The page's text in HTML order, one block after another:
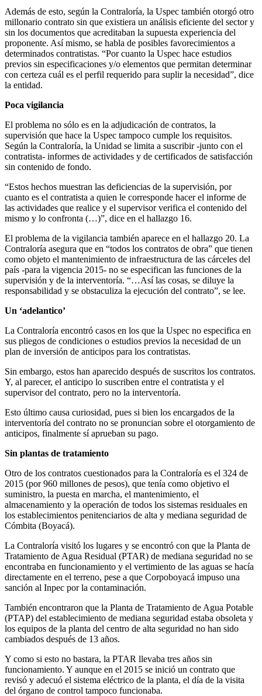
Además de esto, según la Contraloría, la Uspec también otorgó otro
millonario contrato sin que existiera un análisis eficiente del sector y
sin los documentos que acreditaban la supuesta experiencia del
proponente. Así mismo, se habla de posibles favorecimientos a
determinados contratistas. “Por cuanto la Uspec hace estudios
previos sin especificaciones y/o elementos que permitan determinar
con certeza cuál es el perfil requerido para suplir la necesidad”, dice
la entidad.
Poca vigilancia
El problema no sólo es en la adjudicación de contratos, la
supervisión que hace la Uspec tampoco cumple los requisitos.
Según la Contraloría, la Unidad se limita a suscribir -junto con el
contratista- informes de actividades y de certificados de satisfacción
sin contenido de fondo.
“Estos hechos muestran las deficiencias de la supervisión, por
cuanto es el contratista a quien le corresponde hacer el informe de
las actividades que realice y el supervisor verifica el contenido del
mismo y lo confronta (…)”, dice en el hallazgo 16.
El problema de la vigilancia también aparece en el hallazgo 20. La
Contraloría asegura que en “todos los contratos de obra” que tienen
como objeto el mantenimiento de infraestructura de las cárceles del
país -para la vigencia 2015- no se especifican las funciones de la
supervisión y de la interventoría. “…Así las cosas, se diluye la
responsabilidad y se obstaculiza la ejecución del contrato”, se lee.
Un ‘adelantico’
La Contraloría encontró casos en los que la Uspec no especifica en
sus pliegos de condiciones o estudios previos la necesidad de un
plan de inversión de anticipos para los contratistas.
Sin embargo, estos han aparecido después de suscritos los contratos.
Y, al parecer, el anticipo lo suscriben entre el contratista y el
supervisor del contrato, pero no la interventoría.
Esto último causa curiosidad, pues si bien los encargados de la
interventoría del contrato no se pronuncian sobre el otorgamiento de
anticipos, finalmente sí aprueban su pago.
Sin plantas de tratamiento
Otro de los contratos cuestionados para la Contraloría es el 324 de
2015 (por 960 millones de pesos), que tenía como objetivo el
suministro, la puesta en marcha, el mantenimiento, el
almacenamiento y la operación de todos los sistemas residuales en
los establecimientos penitenciarios de alta y mediana seguridad de
Cómbita (Boyacá).
La Contraloría visitó los lugares y se encontró con que la Planta de
Tratamiento de Agua Residual (PTAR) de mediana seguridad no se
encontraba en funcionamiento y el vertimiento de las aguas se hacía
directamente en el terreno, pese a que Corpoboyacá impuso una
sanción al Inpec por la contaminación.
También encontraron que la Planta de Tratamiento de Agua Potable
(PTAP) del establecimiento de mediana seguridad estaba obsoleta y
los equipos de la planta del centro de alta seguridad no han sido
cambiados después de 13 años.
Y como si esto no bastara, la PTAR llevaba tres años sin
funcionamiento. Y aunque en el 2015 se inició un contrato que
revisó y adecuó el sistema eléctrico de la planta, el día de la visita
del órgano de control tampoco funcionaba.